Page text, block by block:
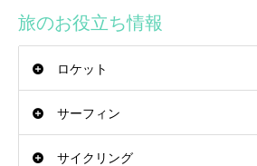
旅のお役立ち情報
ロケット
サーフィン
サイクリング